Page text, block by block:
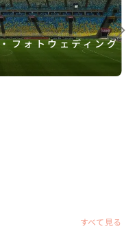
フォトウェディング
すべて見る